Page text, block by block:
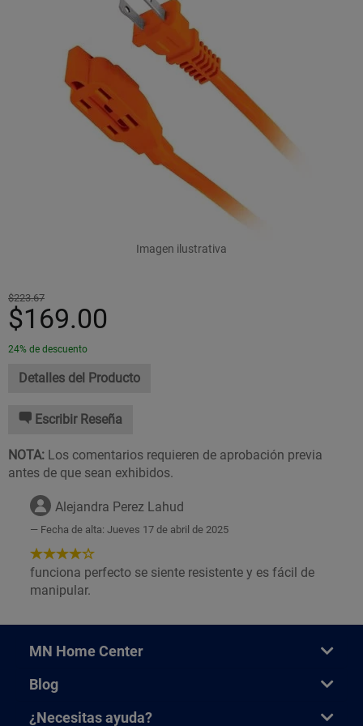
Imagen ilustrativa
$223.67
$169.00
24% de descuento
Detalles del Producto
Escribir Reseña
NOTA: Los comentarios requieren de aprobación previa
antes de que sean exhibidos.
Alejandra Perez Lahud
Fecha de alta: Jueves 17 de abril de 2025
4
de
5
funciona perfecto se siente resistente y es fácil de
manipular.
MN Home Center
Blog
¿Necesitas ayuda?